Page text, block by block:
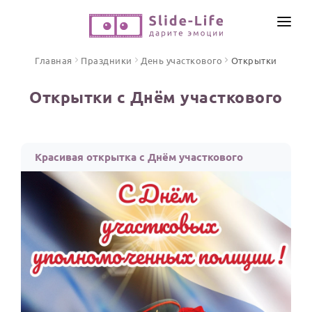
Песни поздравления
Открытки
Стихи и тексты
ПРАЗДНИКИ
С Днем рождения
Юбилей
ИНСТРУМЕНТЫ
ОТЗЫВЫ
Главная Праздники День участкового Открытки
Открытки с Днём участкового
Красивая открытка с Днём участкового